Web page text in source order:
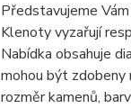
Představujeme
Klenoty vyzařují
Nabídka obsahuje
mohou být zdobeny
rozměr kamenů,